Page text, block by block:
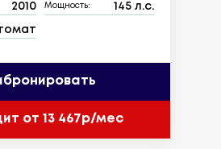
2010 Мощность: 145 л.с.
от 13 467р/мес